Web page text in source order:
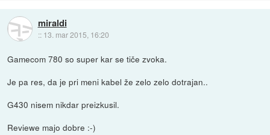
miraldi
:: 13. mar 2015, 16:20
Gamecom 780 so super kar se tiče zvoka.
Je pa res, da je pri meni kabel že zelo zelo dotrajan..
G430 nisem nikdar preizkusil.
Reviewe majo dobre :-)